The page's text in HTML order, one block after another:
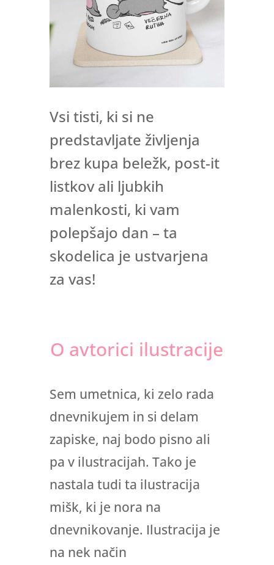
Vsi tisti, ki si ne
predstavljate življenja
brez kupa beležk, post-it
listkov ali ljubkih
malenkosti, ki vam
polepšajo dan – ta
skodelica je ustvarjena
za vas!
O avtorici ilustracije
Sem umetnica, ki zelo rada
dnevnikujem in si delam
zapiske, naj bodo pisno ali
pa v ilustracijah. Tako je
nastala tudi ta ilustracija
mišk, ki je nora na
dnevnikovanje. Ilustracija je
na nek način